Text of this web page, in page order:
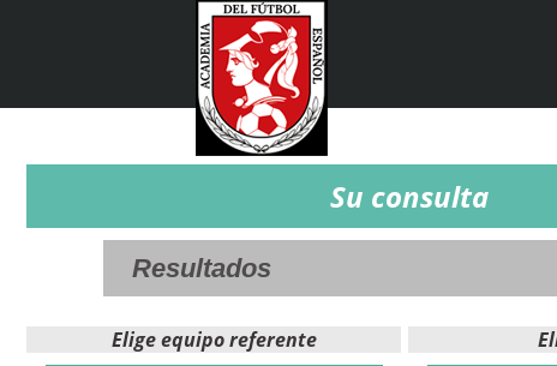
Su consulta
Elige equipo referente